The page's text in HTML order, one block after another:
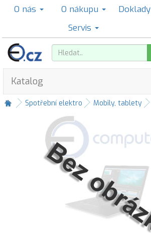
O nás O nákupu Doklady
Servis
Katalog
Spotřební elektro Mobily, tablety